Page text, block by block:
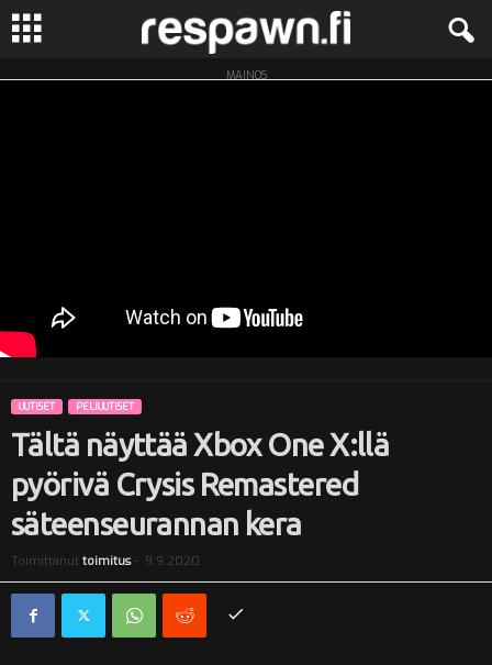
R
w
MAINOS
UUTISET PELIUUTISET
Tältä näyttää Xbox One X:llä
pyörivä Crysis Remastered
säteenseurannan kera
Toimittanut toimitus- 9.9.2020